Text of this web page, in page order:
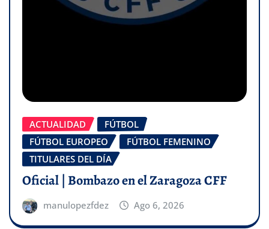
ACTUALIDAD
FÚTBOL
FÚTBOL EUROPEO
FÚTBOL FEMENINO
TITULARES DEL DÍA
Oficial | Bombazo en el Zaragoza CFF
manulopezfdez Ago 6, 2026